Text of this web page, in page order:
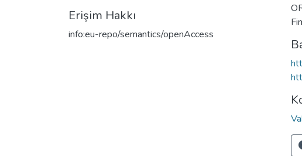
Erişim Hakkı
info:eu-repo/semantics/openAccess